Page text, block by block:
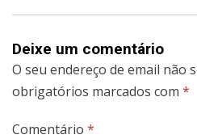
Deixe um comentário
O seu endereço de email não
obrigatórios marcados com *
Comentário *